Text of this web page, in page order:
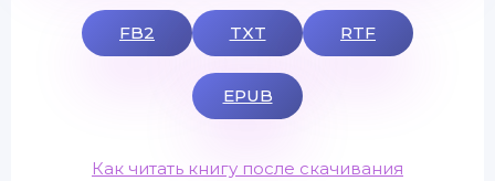
FB2 TXT RTF
EPUB
Как читать книгу после скачивания